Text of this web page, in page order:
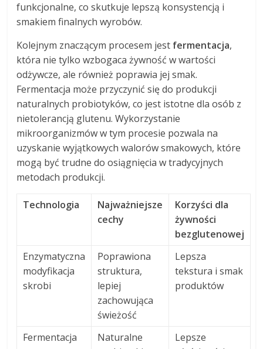
funkcjonalne, co skutkuje lepszą konsystencją i
smakiem finalnych wyrobów.
Kolejnym znaczącym procesem jest fermentacja,
która nie tylko wzbogaca żywność w wartości
odżywcze, ale również poprawia jej smak.
Fermentacja może przyczynić się do produkcji
naturalnych probiotyków, co jest istotne dla osób z
nietolerancją glutenu. Wykorzystanie
mikroorganizmów w tym procesie pozwala na
uzyskanie wyjątkowych walorów smakowych, które
mogą być trudne do osiągnięcia w tradycyjnych
metodach produkcji.
Technologia
Najważniejsze
cechy
Korzyści dla
żywności
bezglutenowej
Enzymatyczna
modyfikacja
skrobi
Poprawiona
struktura,
lepiej
zachowująca
świeżość
Lepsza
tekstura i smak
produktów
Fermentacja
Naturalne
Lepsze